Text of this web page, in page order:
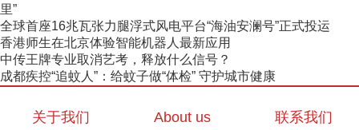
里”
全球首座16兆瓦张力腿浮式风电平台“海油安澜号”正式投运
香港师生在北京体验智能机器人最新应用
中传王牌专业取消艺考，释放什么信号？
成都疾控“追蚊人”：给蚊子做“体检” 守护城市健康
关于我们 About us 联系我们